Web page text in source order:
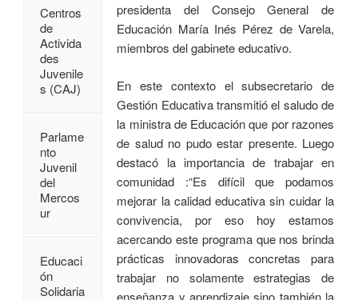
presidenta del Consejo General de
Educación María Inés Pérez de Varela,
miembros del gabinete educativo.
En este contexto el subsecretario de
Gestión Educativa transmitió el saludo de
la ministra de Educación que por razones
de salud no pudo estar presente. Luego
destacó la importancia de trabajar en
comunidad :“Es difícil que podamos
mejorar la calidad educativa sin cuidar la
convivencia, por eso hoy estamos
acercando este programa que nos brinda
prácticas innovadoras concretas para
trabajar no solamente estrategias de
enseñanza y aprendizaje sino también la
Centros
de
Activida
des
Juvenile
s (CAJ)
Parlame
nto
Juvenil
del
Mercos
ur
Educaci
ón
Solidaria